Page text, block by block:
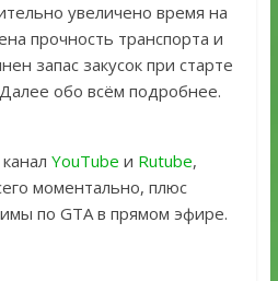
увеличено время на
прочность транспорта и
запас закусок при старте
обо всём подробнее.
YouTube и Rutube,
моментально, плюс
по GTA в прямом эфире.